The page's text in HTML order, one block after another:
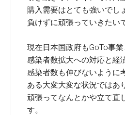
購入需要はとても強いでし
負けずに頑張っていきたい
現在日本国政府もGoTo事業
感染者数拡大への対応と経
感染者数も伸びないように
ある大変大変な状況ではあ
頑張ってなんとかや立て直
す。